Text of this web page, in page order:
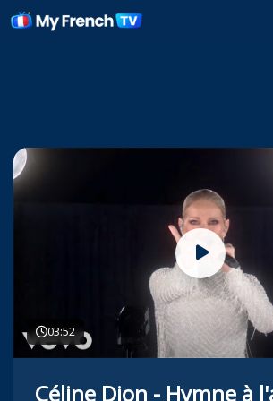
03:52
Céline Dion - Hymne à